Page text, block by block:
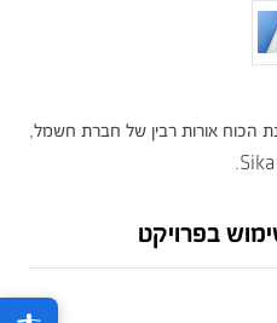
הכוח אורות רבין של חברת חשמל,
בפרויקט